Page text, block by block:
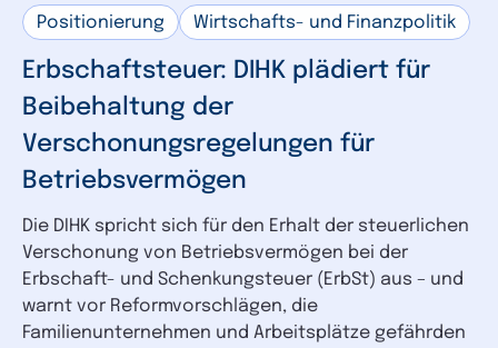
Positionierung Wirtschafts- und Finanzpolitik
Erbschaftsteuer: DIHK plädiert für
Beibehaltung der
Verschonungsregelungen für
Betriebsvermögen
Die DIHK spricht sich für den Erhalt der steuerlichen
Verschonung von Betriebsvermögen bei der
Erbschaft- und Schenkungsteuer (ErbSt) aus – und
warnt vor Reformvorschlägen, die
Familienunternehmen und Arbeitsplätze gefährden